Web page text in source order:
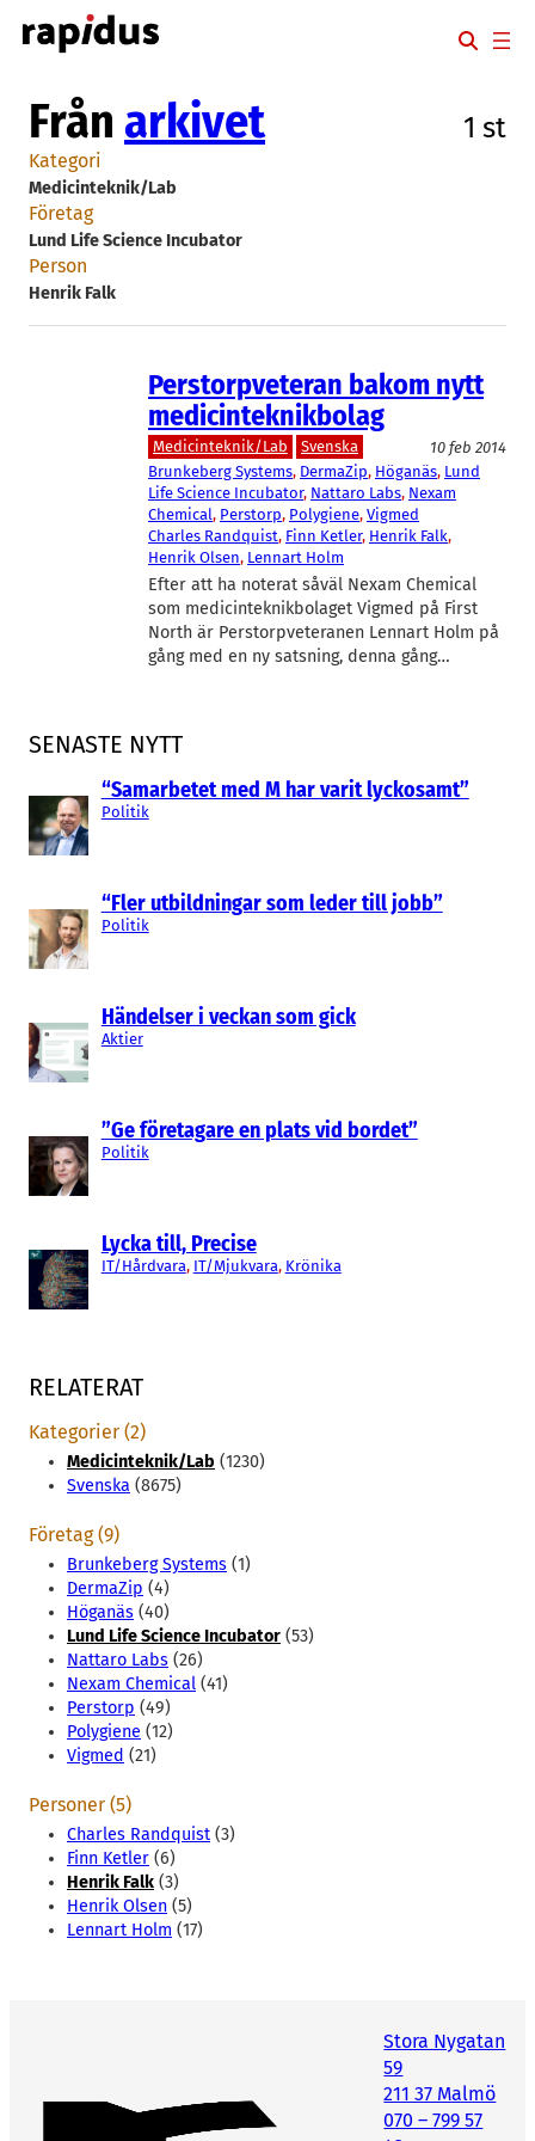
Hoppa
till
SENASTE NYTT
“Samarbetet med M har varit lyckosamt”
Politik
“Fler utbildningar som leder till jobb”
Politik
Händelser i veckan som gick
Aktier
”Ge företagare en plats vid bordet”
Politik
Lycka till, Precise
IT/Hårdvara, IT/Mjukvara, Krönika
Från arkivet 1 st
Kategori
Medicinteknik/Lab
Företag
Lund Life Science Incubator
Person
Henrik Falk
Perstorpveteran bakom nytt
medicinteknikbolag
Medicinteknik/Lab Svenska
10 feb 2014
Brunkeberg Systems, DermaZip, Höganäs, Lund
Life Science Incubator, Nattaro Labs, Nexam
Chemical, Perstorp, Polygiene, Vigmed
Charles Randquist, Finn Ketler, Henrik Falk
Henrik Olsen, Lennart Holm
Efter att ha noterat såväl Nexam Chemical
som medicinteknikbolaget Vigmed på First
North är Perstorpveteranen Lennart Holm på
gång med en ny satsning, denna gång…
RELATERAT
Kategorier (2)
Medicinteknik/Lab (1230)
Svenska (8675)
Företag (9)
Brunkeberg Systems (1)
DermaZip (4)
Höganäs (40)
Lund Life Science Incubator (53)
Nattaro Labs (26)
Nexam Chemical (41)
Perstorp (49)
Polygiene (12)
Vigmed (21)
Personer (5)
Charles Randquist (3)
Finn Ketler (6)
Henrik Falk (3)
Henrik Olsen (5)
Lennart Holm (17)
Stora Nygatan
59
211 37 Malmö
070 – 799 57